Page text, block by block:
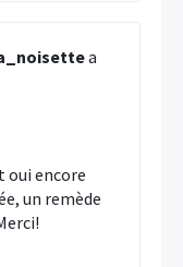
a
oui encore
un remède